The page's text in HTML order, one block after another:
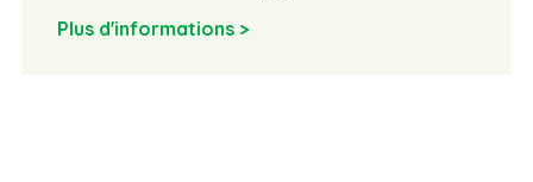
Plus d'informations >